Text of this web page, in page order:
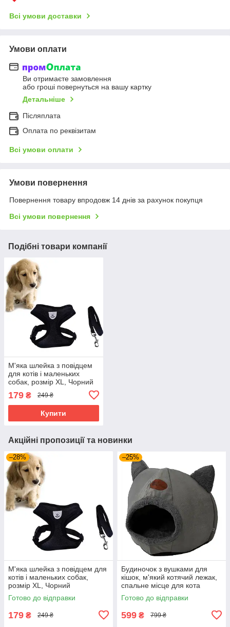
Всі умови доставки
Умови оплати
Ви отримаєте замовлення
або гроші повернуться на вашу картку
Детальніше
Післяплата
Оплата по реквізитам
Всі умови оплати
Умови повернення
Повернення товару впродовж 14 днів за рахунок покупця
Всі умови повернення
Подібні товари компанії
М'яка шлейка з повідцем
для котів і маленьких
собак, розмір ХL, Чорний
179 ₴ 249 ₴
Купити
Акційні пропозиції та новинки
–28%
М'яка шлейка з повідцем для
котів і маленьких собак,
розмір ХL, Чорний
Готово до відправки
179 ₴ 249 ₴
–25%
Будиночок з вушками для
кішок, м'який котячий лежак,
спальне місце для кота
Готово до відправки
599 ₴ 799 ₴